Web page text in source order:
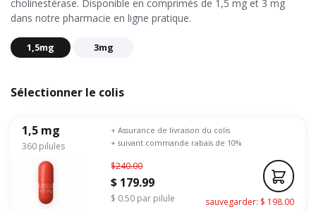
cholinestérase. Disponible en comprimés de 1,5 mg et 3 mg
dans notre pharmacie en ligne pratique.
1,5mg 3mg
Sélectionner le colis
1,5 mg
360 pilules
$240.00
$ 179.99
$ 0.50 par pilule
+ Assurance de livraison du colis
+ suivant commande rabais de 10%
sauvegarder: $ 198.00